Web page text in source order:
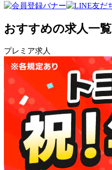
おすすめの求人一覧
プレミア求人